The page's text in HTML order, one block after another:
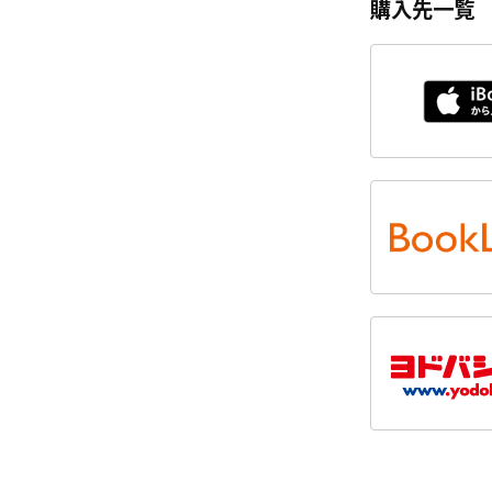
購入先一覧